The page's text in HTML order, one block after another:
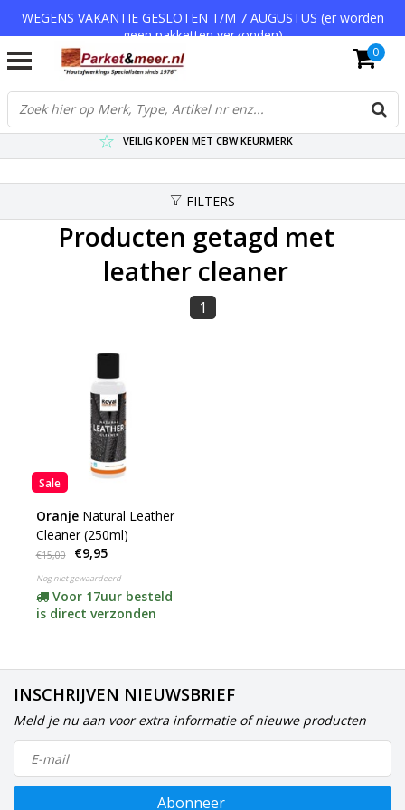
WEGENS VAKANTIE GESLOTEN T/M 7 AUGUSTUS (er worden
geen pakketten verzonden)
VERZENDKOSTEN € 7,95 (GRATIS VA €75,-)
SCHERPSTE PRIJZEN TOT WEL 75% KORTING !
VEILIG KOPEN MET CBW KEURMERK
0
FILTERS
Producten getagd met
leather cleaner
1
Sale
Oranje Natural Leather
Cleaner (250ml)
€15,00 €9,95
Nog niet gewaardeerd
Voor 17uur besteld
is direct verzonden
INSCHRIJVEN NIEUWSBRIEF
Meld je nu aan voor extra informatie of nieuwe producten
Abonneer